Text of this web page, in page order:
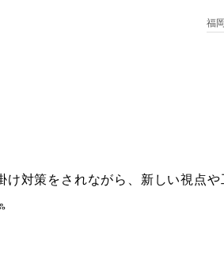
福
対策をされながら、新しい視点や